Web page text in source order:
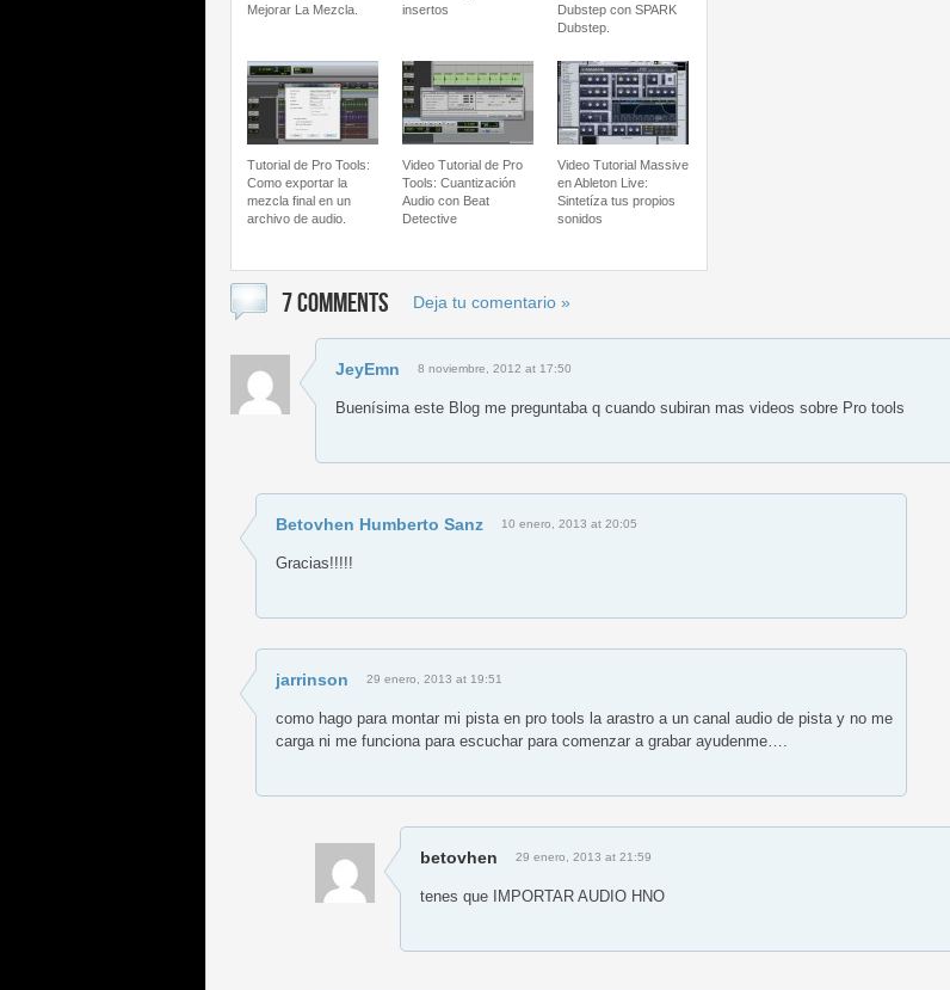
Mejorar La Mezcla.
insertos
Dubstep con SPARK
Dubstep.
Tutorial de Pro Tools:
Como exportar la
mezcla final en un
archivo de audio.
Video Tutorial de Pro
Tools: Cuantización
Audio con Beat
Detective
Video Tutorial Massive
en Ableton Live:
Sintetíza tus propios
sonidos
7 COMMENTS Deja tu comentario »
JeyEmn 8 noviembre, 2012 at 17:50
Buenísima este Blog me preguntaba q cuando subiran mas videos sobre Pro tools
Betovhen Humberto Sanz 10 enero, 2013 at 20:05
Gracias!!!!!
jarrinson 29 enero, 2013 at 19:51
como hago para montar mi pista en pro tools la arastro a un canal audio de pista y no me
carga ni me funciona para escuchar para comenzar a grabar ayudenme….
betovhen 29 enero, 2013 at 21:59
tenes que IMPORTAR AUDIO HNO